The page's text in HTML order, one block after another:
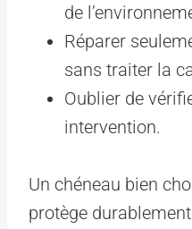
de
Réparer
sans traiter la
Oublier de
intervention.
Un chéneau bien
protège